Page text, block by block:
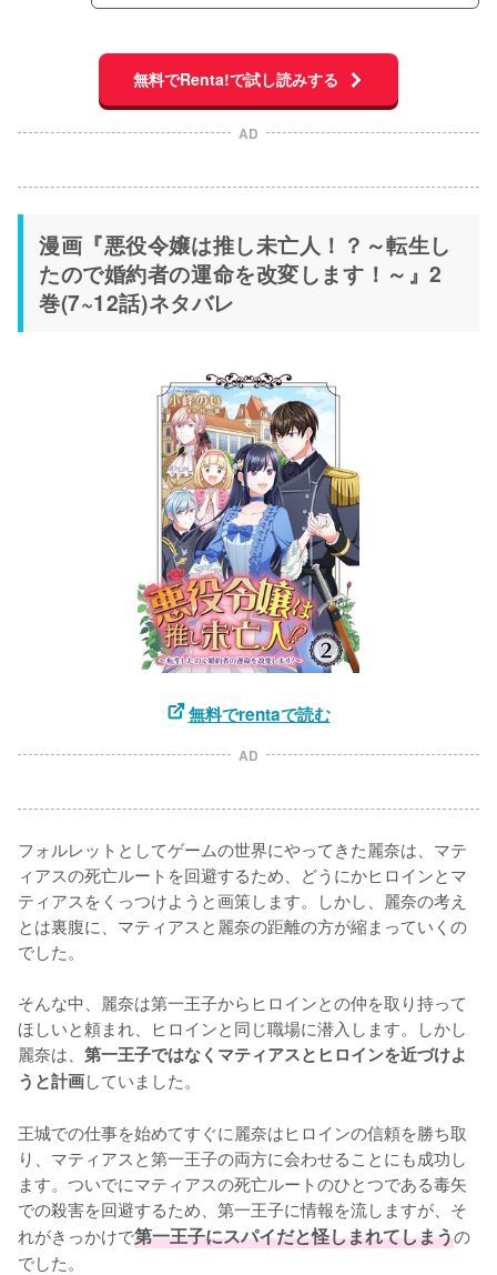
無料でRenta!で試し読みする
AD
漫画『悪役令嬢は推し未亡人！？～転生し
たので婚約者の運命を改変します！～』2
巻(7~12話)ネタバレ
無料でrentaで読む
AD
フォルレットとしてゲームの世界にやってきた麗奈は、マテ
ィアスの死亡ルートを回避するため、どうにかヒロインとマ
ティアスをくっつけようと画策します。しかし、麗奈の考え
とは裏腹に、マティアスと麗奈の距離の方が縮まっていくの
でした。
そんな中、麗奈は第一王子からヒロインとの仲を取り持って
ほしいと頼まれ、ヒロインと同じ職場に潜入します。しかし
麗奈は、 第一王子ではなくマティアスとヒロインを近づけよ
うと計画していました。
王城での仕事を始めてすぐに麗奈はヒロインの信頼を勝ち取
り、マティアスと第一王子の両方に会わせることにも成功し
ます。ついでにマティアスの死亡ルートのひとつである毒矢
での殺害を回避するため、第一王子に情報を流しますが、そ
れがきっかけで第一王子にスパイだと怪しまれてしまうの
でした。